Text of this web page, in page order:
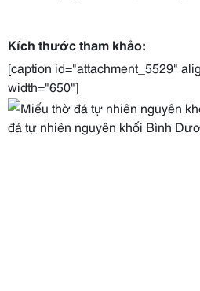
Kích thước tham khảo:
[caption id="attachment_5529"
width="650"]
đá tự nhiên nguyên khối Bình